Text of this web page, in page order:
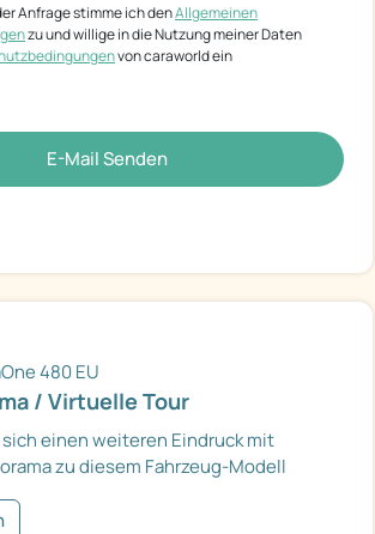
Anfrage stimme ich denAllgemeinen
zu und willige in die Nutzung meiner Daten
von caraworld ein
E-Mail Senden
480 EU
/ Virtuelle Tour
einen weiteren Eindruck mit
zu diesem Fahrzeug-Modell